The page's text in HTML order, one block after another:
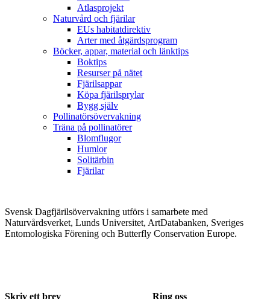
Atlasprojekt
Naturvård och fjärilar
EUs habitatdirektiv
Arter med åtgärdsprogram
Böcker, appar, material och länktips
Boktips
Resurser på nätet
Fjärilsappar
Köpa fjärilsprylar
Bygg själv
Pollinatörsövervakning
Träna på pollinatörer
Blomflugor
Humlor
Solitärbin
Fjärilar
Svensk Dagfjärilsövervakning utförs i samarbete med
Naturvårdsverket, Lunds Universitet, ArtDatabanken, Sveriges
Entomologiska Förening och Butterfly Conservation Europe.
Skriv ett brev Ring oss